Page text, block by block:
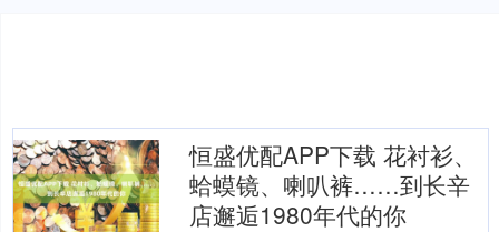
恒盛优配APP下载 花衬衫、
蛤蟆镜、喇叭裤……到长辛
店邂逅1980年代的你